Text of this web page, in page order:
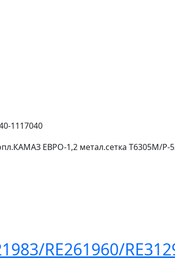
1117040
ЕВРО-1,2 метал.сетка Т6305М/Р-
RE261960/